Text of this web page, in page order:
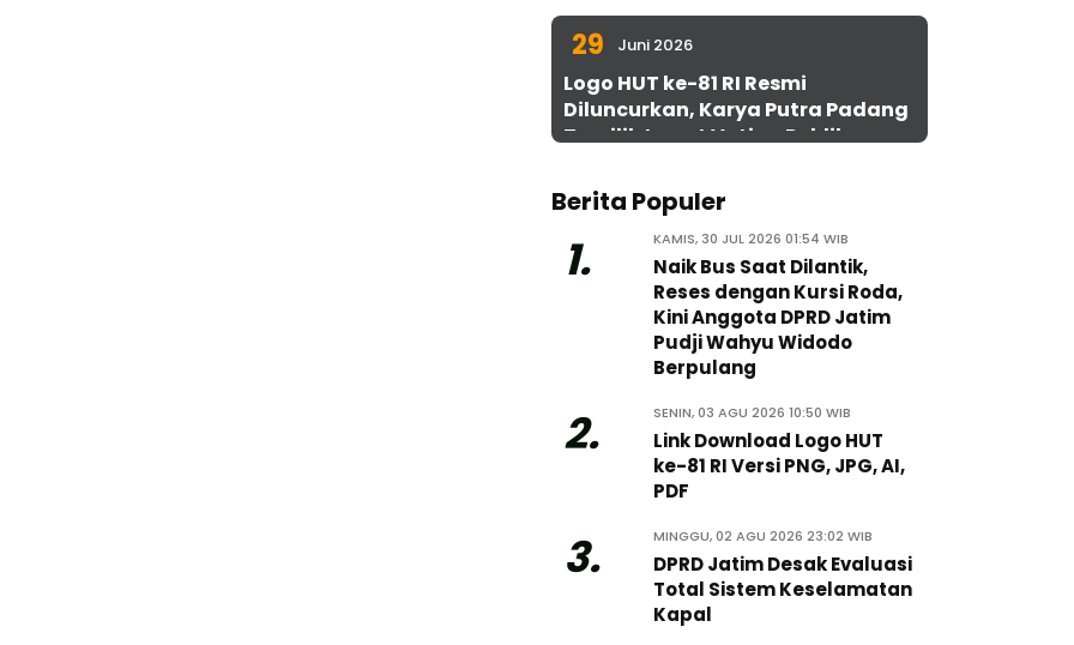
29 Juni 2026
Logo HUT ke-81 RI Resmi
Diluncurkan, Karya Putra Padang
Terpilih Lewat Voting Publik
Berita Populer
1. KAMIS, 30 JUL 2026 01:54 WIB
Naik Bus Saat Dilantik,
Reses dengan Kursi Roda,
Kini Anggota DPRD Jatim
Pudji Wahyu Widodo
Berpulang
2. SENIN, 03 AGU 2026 10:50 WIB
Link Download Logo HUT
ke-81 RI Versi PNG, JPG, AI,
PDF
3. MINGGU, 02 AGU 2026 23:02 WIB
DPRD Jatim Desak Evaluasi
Total Sistem Keselamatan
Kapal